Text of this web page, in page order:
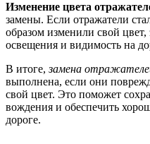
Изменение цвета
замены. Если отражатели
образом изменили свой цвет,
освещения и видимость на
В итоге,замена
выполнена, если они
свой цвет. Это поможет
вождения и обеспечить
дороге.